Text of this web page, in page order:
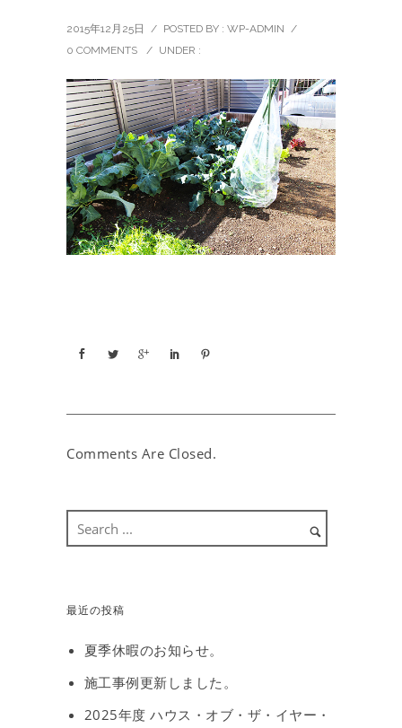
2015年12月25日 / POSTED BY : WP-ADMIN /
0 COMMENTS
/ UNDER :
Comments Are Closed.
最近の投稿
夏季休暇のお知らせ。
施工事例更新しました。
2025年度 ハウス・オブ・ザ・イヤー・